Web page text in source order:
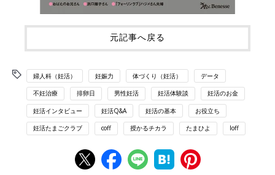
元記事へ戻る
婦人科（妊活） 妊娠力 体づくり（妊活） データ
不妊治療 排卵日 男性妊活 妊活体験談 妊活のお金
妊活インタビュー 妊活Q&A 妊活の基本 お役立ち
妊活たまごクラブ coff 授かるチカラ たまひよ loff